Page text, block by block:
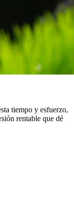
tiempo y esfuerzo,
rentable que dé